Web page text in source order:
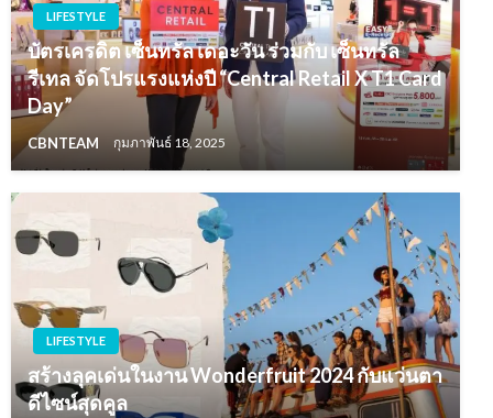
LIFESTYLE
บัตรเครดิต เซ็นทรัล เดอะวัน ร่วมกับ เซ็นทรัล
รีเทล จัดโปรแรงแห่งปี “Central Retail X T1 Card
Day”
CBNTEAM กุมภาพันธ์ 18, 2025
LIFESTYLE
สร้างลุคเด่นในงาน Wonderfruit 2024 กับแว่นตา
ดีไซน์สุดคูล